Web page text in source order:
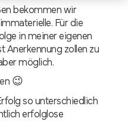
bekommen wir
Für die
in meiner eigenen
Anerkennung zollen zu
möglich.
😉
so unterschiedlich
erfolglose